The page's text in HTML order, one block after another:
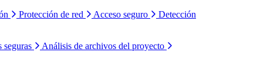
Protección de red Acceso seguro
Detección
seguras
Análisis de archivos del proyecto